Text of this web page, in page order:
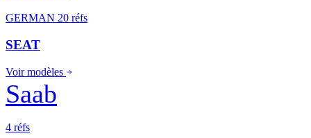
GERMAN 20 réfs
SEAT
Voir modèles
Saab
4 réfs